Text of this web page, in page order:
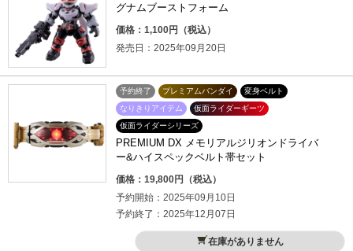
グナムブーストフォーム
価格：1,100円（税込）
発売日：2025年09月20日
予約終了 プレミアムバンダイ
変身ベルト
なりきりアイテム
仮面ライダーギーツ
仮面ライダーシリーズ
PREMIUM DX メモリアルジリオンドライバ
ー&ハイスペックベルト帯セット
価格：19,800円（税込）
予約開始：2025年09月10日
予約終了：2025年12月07日
在庫がありません